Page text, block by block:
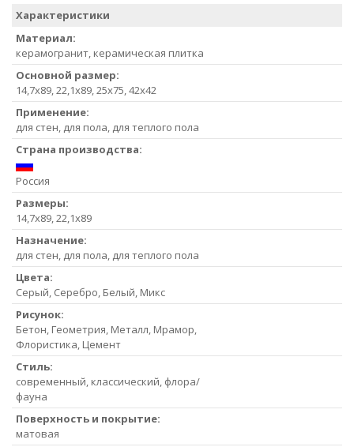
Характеристики
Материал:
керамогранит, керамическая плитка
Основной размер:
14,7x89, 22,1x89, 25x75, 42x42
Применение:
для стен, для пола, для теплого пола
Страна производства:
Россия
Размеры:
14,7x89, 22,1x89
Назначение:
для стен, для пола, для теплого пола
Цвета:
Серый, Серебро, Белый, Микс
Рисунок:
Бетон, Геометрия, Металл, Мрамор,
Флористика, Цемент
Стиль:
современный, классический, флора/
фауна
Поверхность и покрытие:
матовая